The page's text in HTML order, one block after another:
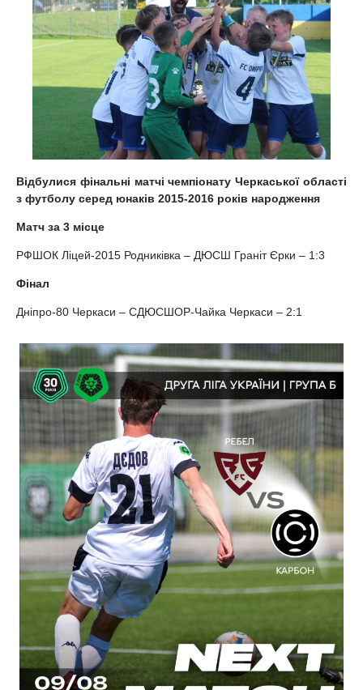
Відбулися фінальні матчі чемпіонату Черкаської області
з футболу серед юнаків 2015-2016 років народження
Матч за 3 місце
РФШОК Ліцей-2015 Родниківка – ДЮСШ Граніт Єрки – 1:3
Фінал
Дніпро-80 Черкаси – СДЮСШОР-Чайка Черкаси – 2:1